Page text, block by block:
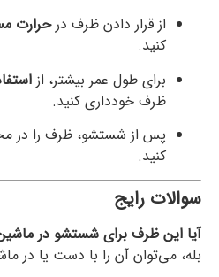
از قرار دادن ظرف درحرارت
کنید.
برای طول عمر بیشتر، از
ظرف خودداری کنید.
پس از شستشو، ظرف را در
کنید.
سوالات رایج
آیا این ظرف برای شستشو در
بله، می‌توان آن را با دست یا در